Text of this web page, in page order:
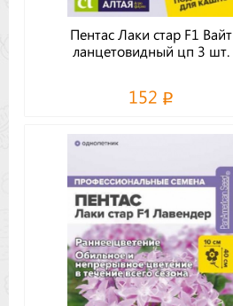
Пентас Лаки стар F1 Вайт
ланцетовидный цп 3 шт.
152